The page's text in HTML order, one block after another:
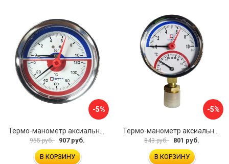
-5%
955 руб. 907 руб.
В КОРЗИНУ
-5%
843 руб. 801 руб.
В КОРЗИНУ